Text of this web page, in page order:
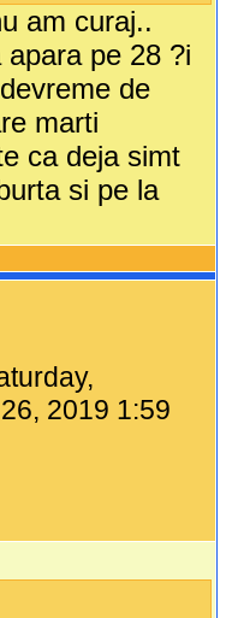
am curaj..
pe 28 ?i
de
marti
ca deja simt
si pe la
2019 1:59